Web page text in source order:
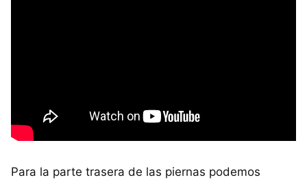
Para la parte trasera de las piernas podemos